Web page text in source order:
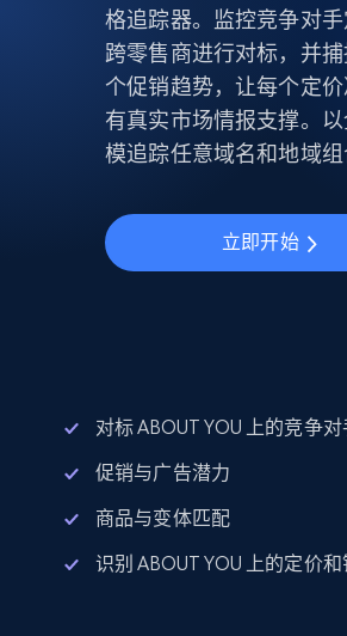
格追踪器。监控竞争对手
跨零售商进行对标，并
个促销趋势，让每个定
有真实市场情报支撑。
模追踪任意域名和地域组
立即开始
对标 ABOUT YOU 上的竞争
促销与广告潜力
商品与变体匹配
识别 ABOUT YOU 上的定价